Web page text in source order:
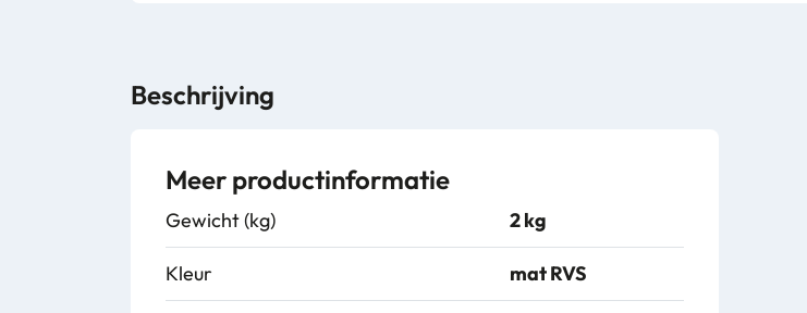
Beschrijving
Meer productinformatie
Gewicht (kg) 2 kg
Kleur mat RVS